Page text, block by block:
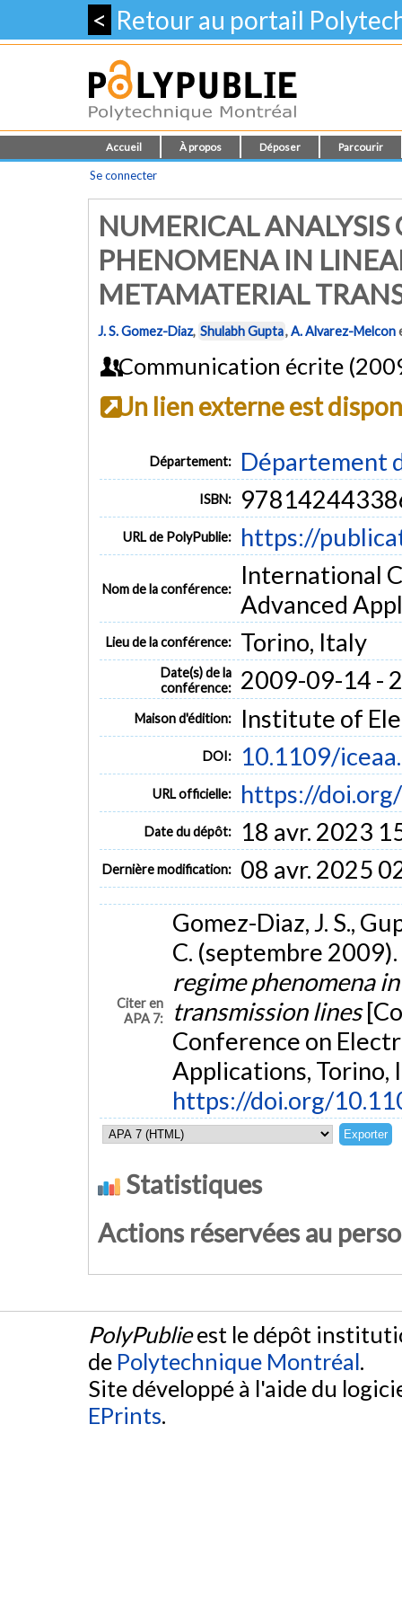
< Retour au portail
Accueil À propos Déposer Parcourir
Se connecter
NUMERICAL ANALYSIS
PHENOMENA IN
METAMATERIAL
J. S. Gomez-Diaz, Shulabh Gupta,A. Alvarez-Melcon
Communication écrite
Un lien externe est
Département: Département
ISBN:
URL de PolyPublie: https://
Nom de la conférence:
International
Advanced
Lieu de la conférence: Torino, Italy
Date(s) de la
conférence:
2009-09-14 -
Maison d'édition: Institute of
DOI: 10.1109/
URL officielle: https://
Date du dépôt: 18 avr. 2023
Dernière modification: 08 avr. 2025
Citer en
APA 7:
Gomez-Diaz, J. S.,
C. (septembre 2009).
regime phenomena
transmission lines
Conference on
Applications, Torino,
https://doi.org/
Statistiques
Actions réservées au
PolyPublieest le dépôt
de Polytechnique Montréal.
Site développé à l'aide du
EPrints.